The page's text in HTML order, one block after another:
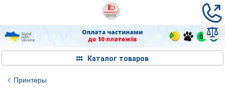
Каталог товаров
Принтеры